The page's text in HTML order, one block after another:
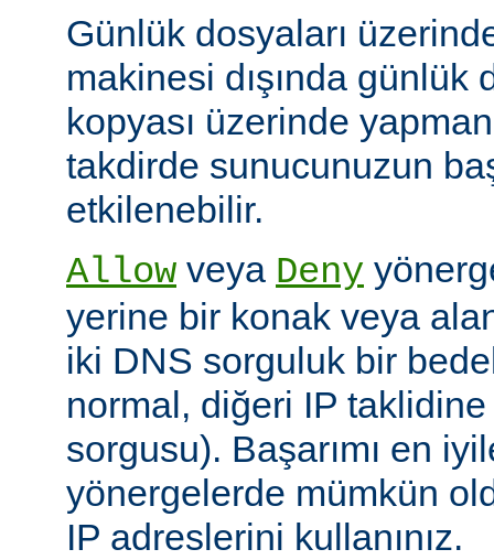
Günlük dosyaları
makinesi dışında günlük
kopyası üzerinde
takdirde sunucunuzun
etkilenebilir.
Allow veya Deny
yerine bir konak veya
iki DNS sorguluk bir
normal, diğeri IP taklidine
sorgusu). Başarımı en
yönergelerde mümkün
IP adreslerini kullanınız.